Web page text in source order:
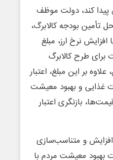
پیدا کند، دولت موظف
تأمین بودجه کالابرگ،
می بایست با افزایش نرخ ارز، مبلغ
یابد. در قانون بودجه سال ۱۴۰۵، مبلغ ۹۹۶ همت برای طرح کالابرگ
بر این مبلغ، اعتبار
غذایی و بهبود معیشت
بازنگری اعتبار
افزایش و متناسب‌سازی
بهبود معیشت مردم با